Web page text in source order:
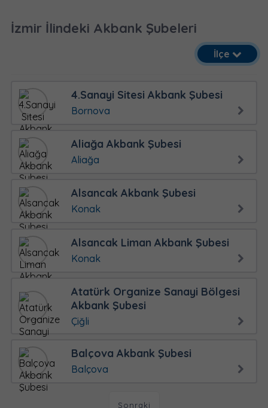
İzmir İlindeki Akbank Şubeleri
İlçe
4.Sanayi Sitesi Akbank Şubesi
Bornova
Aliağa Akbank Şubesi
Aliağa
Alsancak Akbank Şubesi
Konak
Alsancak Liman Akbank Şubesi
Konak
Atatürk Organize Sanayi Bölgesi
Akbank Şubesi
Çiğli
Balçova Akbank Şubesi
Balçova
Sonraki